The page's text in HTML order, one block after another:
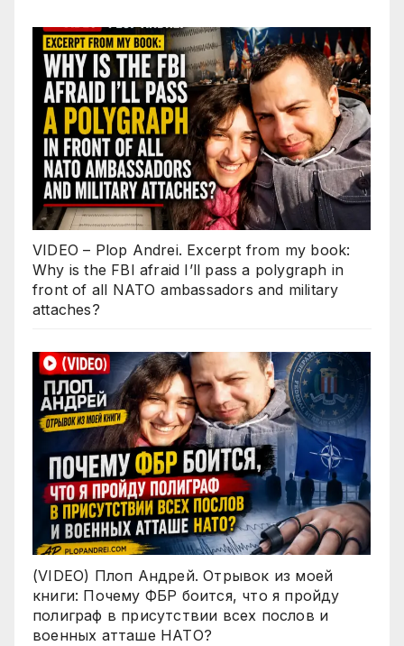
VIDEO – Plop Andrei. Excerpt from my book:
Why is the FBI afraid I’ll pass a polygraph in
front of all NATO ambassadors and military
attaches?
(VIDEO) Плоп Андрей. Отрывок из моей
книги: Почему ФБР боится, что я пройду
полиграф в присутствии всех послов и
военных атташе НАТО?